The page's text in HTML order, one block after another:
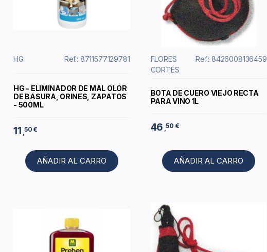
HG Ref.: 8711577129781
HG - ELIMINADOR DE MAL OLOR
DE BASURA, ORINES, ZAPATOS
- 500ML
11 ,50 €
AÑADIR AL CARRO
FLORES
CORTÉS
Ref.: 8426008136459
BOTA DE CUERO VIEJO RECTA
PARA VINO 1L
46 ,50 €
AÑADIR AL CARRO